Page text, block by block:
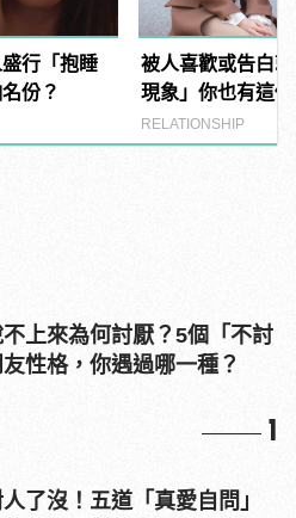
行「抱睡
份？
被人喜歡或告白
現象」你也有這
RELATIONSHIP
上來為何討厭？5個「不討
性格，你遇過哪一種？
1
了沒！五道「真愛自問」